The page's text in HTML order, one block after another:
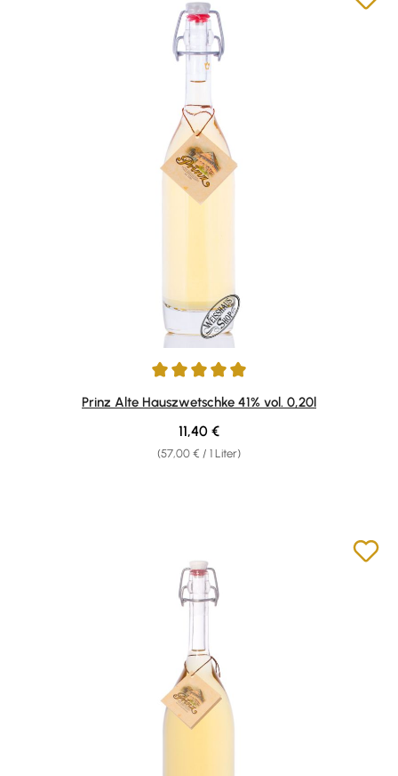
Durchschnittliche Bewertung von 5 von 5 Sternen
Prinz Alte Hauszwetschke 41% vol. 0,20l
(57,00 € / 1 Liter)
Regulärer Preis:
11,40 €